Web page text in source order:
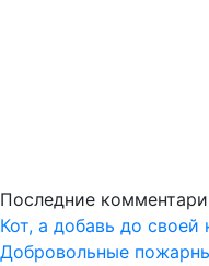
Последние
Кот, а добавь до своей
Добровольные